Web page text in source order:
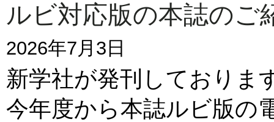
ルビ対応版の本誌のご
2026年7月3日
新学社が発刊しておりま
今年度から本誌ルビ版の